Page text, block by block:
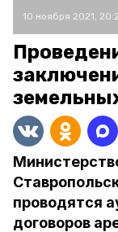
10 ноября 2021,
проводятся
договоров